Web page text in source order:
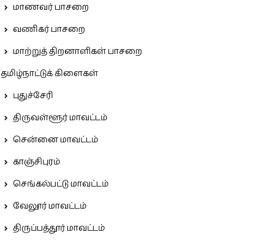
மாணவர் பாசறை
வணிகர் பாசறை
மாற்றுத் திறனாளிகள் பாசறை
தமிழ்நாட்டுக் கிளைகள்
புதுச்சேரி
திருவள்ளூர் மாவட்டம்
சென்னை மாவட்டம்
காஞ்சிபுரம்
செங்கல்பட்டு மாவட்டம்
வேலூர் மாவட்டம்
திருப்பத்தூர் மாவட்டம்